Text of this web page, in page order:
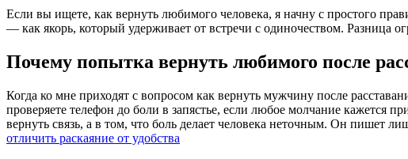
Если вы ищете, как вернуть любимого человека, я начну с простого
— как якорь, который удерживает от встречи с одиночеством.
Почему попытка вернуть любимого после
Когда ко мне приходят с вопросом как вернуть мужчину после
проверяете телефон до боли в запястье, если любое молчание кажется
вернуть связь, а в том, что боль делает человека неточным. Он пишет
отличить раскаяние от удобства